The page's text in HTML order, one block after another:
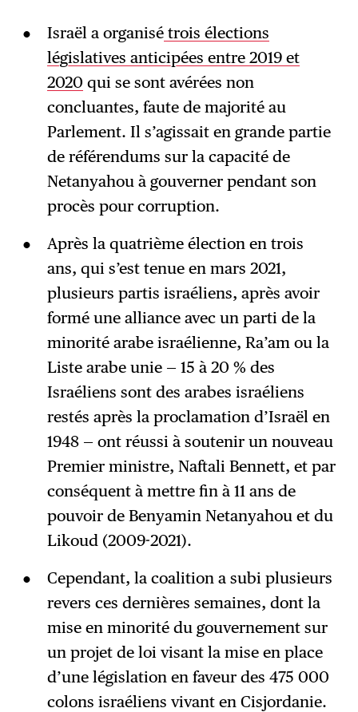
→ S'abonner
Israël a organisétrois élections
législatives anticipées entre 2019 et
2020 qui se sont avérées non
concluantes, faute de majorité au
Parlement. Il s’agissait en grande partie
de référendums sur la capacité de
Netanyahou à gouverner pendant son
procès pour corruption.
Après la quatrième élection en trois
ans, qui s’est tenue en mars 2021,
plusieurs partis israéliens, après avoir
formé une alliance avec un parti de la
minorité arabe israélienne, Ra’am ou la
Liste arabe unie — 15 à 20 % des
Israéliens sont des arabes israéliens
restés après la proclamation d’Israël en
1948 — ont réussi à soutenir un nouveau
Premier ministre, Naftali Bennett, et par
conséquent à mettre fin à 11 ans de
pouvoir de Benyamin Netanyahou et du
Likoud (2009-2021).
Cependant, la coalition a subi plusieurs
revers ces dernières semaines, dont la
mise en minorité du gouvernement sur
un projet de loi visant la mise en place
d’une législation en faveur des 475 000
colons israéliens vivant en Cisjordanie.